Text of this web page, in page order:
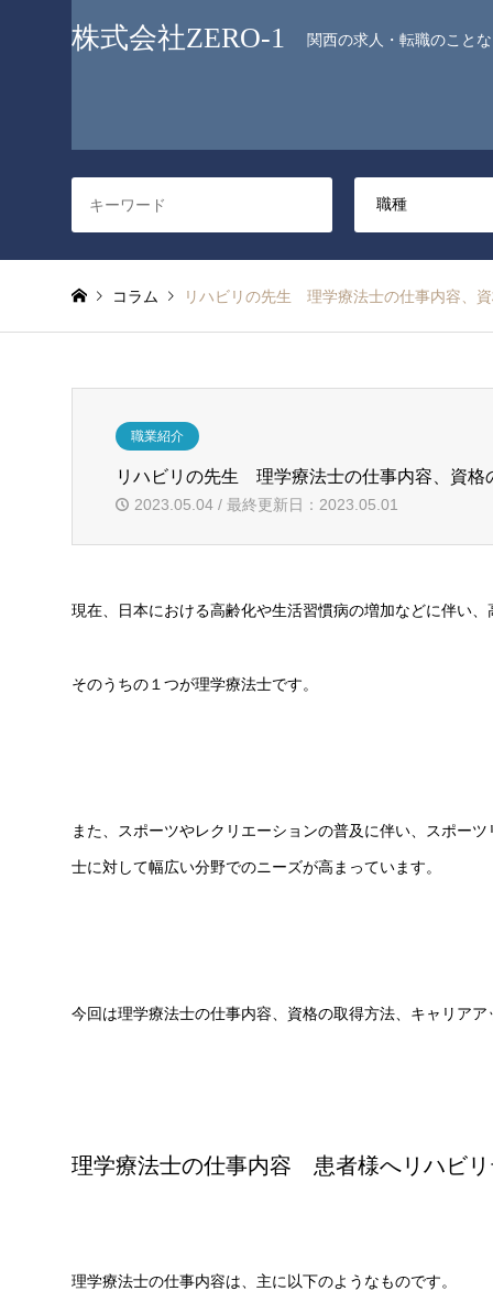
株式会社ZERO-1 関西の求人・転職のこと
コラム リハビリの先生 理学療法士の仕事内容、
職業紹介
リハビリの先生 理学療法士の仕事内容、資格
2023.05.04 / 最終更新日：2023.05.01
現在、日本における高齢化や生活習慣病の増加などに伴い
そのうちの１つが理学療法士です。
また、スポーツやレクリエーションの普及に伴い、スポー
士に対して幅広い分野でのニーズが高まっています。
今回は理学療法士の仕事内容、資格の取得方法、キャリア
理学療法士の仕事内容 患者様へリハビ
理学療法士の仕事内容は、主に以下のようなものです。